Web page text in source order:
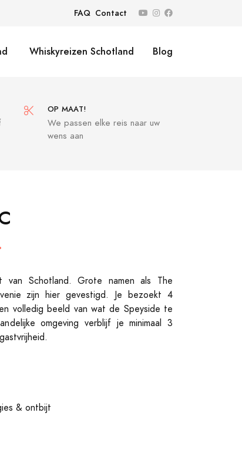
FAQ Contact
Whiskyreizen Schotland Blog
OP MAAT!
We passen elke reis naar uw
wens aan
van Schotland. Grote namen als The
zijn hier gevestigd. Je bezoekt 4
volledig beeld van wat de Speyside te
omgeving verblijf je minimaal 3
& ontbijt